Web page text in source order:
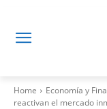
Home Economía y
reactivan el mercado